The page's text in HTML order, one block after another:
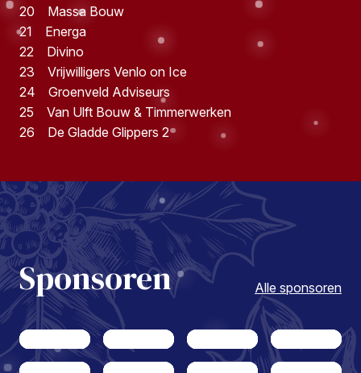
20 Massa Bouw
21 Energa
22 Divino
23 Vrijwilligers Venlo on Ice
24 Groenveld Adviseurs
25 Van Ulft Bouw & Timmerwerken
26 De Gladde Glippers 2
Sponsoren Alle sponsoren